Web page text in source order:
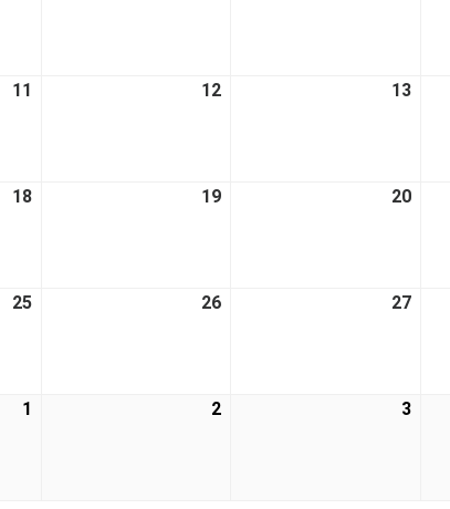
11 12 13
18 19 20
25 26 27
1 2 3